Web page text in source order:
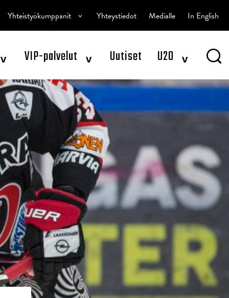
^ VIP-palvelut ^ Uutiset U20 ^
Yhteistyökumppanit ^ Yhteystiedot Medialle In English